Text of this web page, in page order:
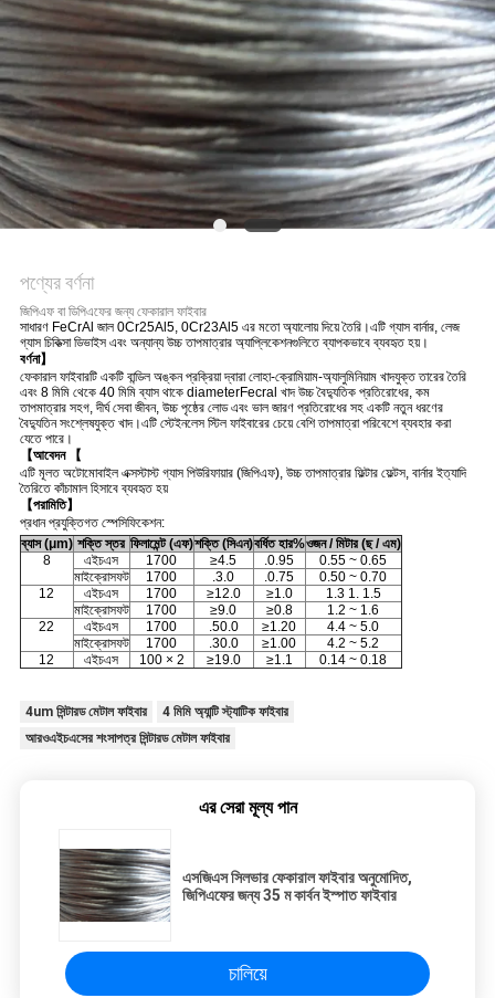
সাইটম্যাপ
গোপনীয়তা
নীতি
পণ্যের বর্ণনা
জিপিএফ বা ডিপিএফের জন্য ফেকারাল ফাইবার
সাধারণ FeCrAl জাল 0Cr25Al5, 0Cr23Al5 এর মতো অ্যালোয় দিয়ে তৈরি।এটি গ্যাস বার্নার, লেজ
গ্যাস চিকিত্সা ডিভাইস এবং অন্যান্য উচ্চ তাপমাত্রার অ্যাপ্লিকেশনগুলিতে ব্যাপকভাবে ব্যবহৃত হয়।
বর্ণনা】
ফেকারাল ফাইবারটি একটি বান্ডিল অঙ্কন প্রক্রিয়া দ্বারা লোহা-ক্রোমিয়াম-অ্যালুমিনিয়াম খাদযুক্ত তারের তৈরি
এবং 8 মিমি থেকে 40 মিমি ব্যাস থাকে diameterFecral খাদ উচ্চ বৈদ্যুতিক প্রতিরোধের, কম
তাপমাত্রার সহগ, দীর্ঘ সেবা জীবন, উচ্চ পৃষ্ঠের লোড এবং ভাল জারণ প্রতিরোধের সহ একটি নতুন ধরণের
বৈদ্যুতিন সংশ্লেষযুক্ত খাদ।এটি স্টেইনলেস স্টিল ফাইবারের চেয়ে বেশি তাপমাত্রা পরিবেশে ব্যবহার করা
যেতে পারে।
【আবেদন 【
এটি মূলত অটোমোবাইল এক্সস্টাস্ট গ্যাস পিউরিফায়ার (জিপিএফ), উচ্চ তাপমাত্রার ফিল্টার ফেল্টস, বার্নার ইত্যাদি
তৈরিতে কাঁচামাল হিসাবে ব্যবহৃত হয়
【পরামিতি】
প্রধান প্রযুক্তিগত স্পেসিফিকেশন:
ব্যাস (μm) শক্তি স্তর ফিলামেন্ট (এফ)শক্তি (সিএন)বর্ধিত হার%ওজন / মিটার (ছ / এম)
8
এইচএস 1700 ≥4.5 .0.95
0.55 ~ 0.65
মাইক্রোসফট
1700 .3.0 .0.75
0.50 ~ 0.70
12
এইচএস 1700 ≥12.0 ≥1.0
1.3 1. 1.5
মাইক্রোসফট
1700 ≥9.0 ≥0.8
1.2 ~ 1.6
22
এইচএস 1700 .50.0 ≥1.20
4.4 ~ 5.0
মাইক্রোসফট
1700 .30.0 ≥1.00
4.2 ~ 5.2
12
এইচএস 100 × 2 ≥19.0 ≥1.1 0.14 ~ 0.18
4um সিন্টারড মেটাল ফাইবার
4 মিমি অ্যান্টি স্ট্যাটিক ফাইবার
আরওএইচএসের শংসাপত্র সিন্টারড মেটাল ফাইবার
এর সেরা মূল্য পান
এসজিএস সিলভার ফেকারাল ফাইবার অনুমোদিত,
জিপিএফের জন্য 35 ম কার্বন ইস্পাত ফাইবার
চালিয়ে